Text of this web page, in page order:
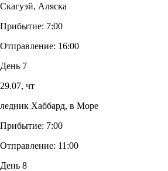
Скагуэй, Аляска
Прибытие: 7:00
Отправление: 16:00
День 7
29.07, чт
ледник Хаббард, в Море
Прибытие: 7:00
Отправление: 11:00
День 8